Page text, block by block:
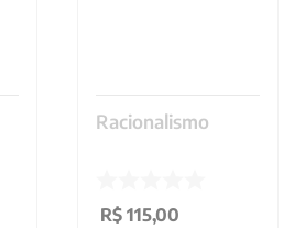
Racionalismo
R$ 115,00